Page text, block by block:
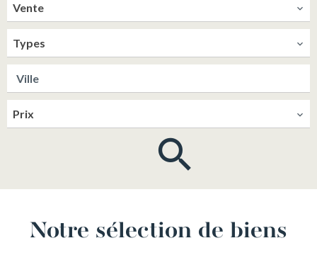
Vente
Types
Ville
Prix
Notre sélection de biens